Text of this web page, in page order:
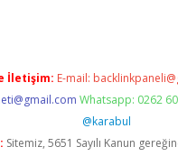
İletişim: E-mail:
Whatsapp: 0262
@karabul
Sitemiz, 5651 Sayılı Kanun